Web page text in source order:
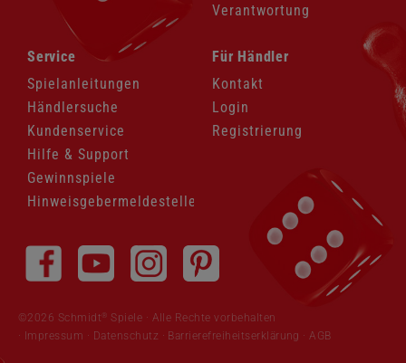
Verantwortung
Navigation
überspringen
Service
Spielanleitungen
Händlersuche
Kundenservice
Hilfe & Support
Gewinnspiele
Hinweisgebermeldestelle
Navigation
überspringen
Für Händler
Kontakt
Login
Registrierung
überspringen
©2026 Schmidt ®
Spiele · Alle Rechte vorbehalten
Impressum · Datenschutz · Barrierefreiheitserklärung · AGB